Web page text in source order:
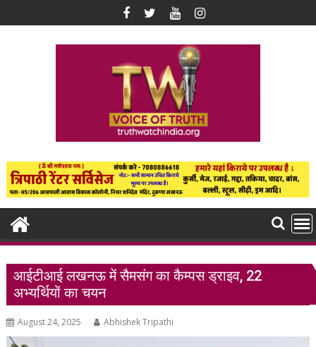
to
आईटीआई लखनऊ में सैमसंग का कैम्पस ड्राइव, 22
अभ्यर्थियों का चयन
August 24, 2025 Abhishek Tripathi